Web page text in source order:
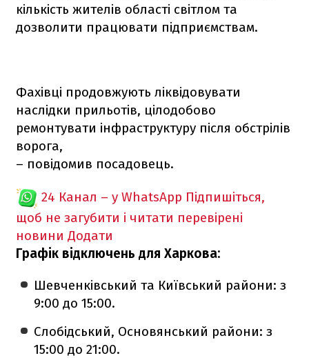
кількість жителів області світлом та
дозволити працювати підприємствам.
Фахівці продовжують ліквідовувати
наслідки прильотів, цілодобово
ремонтувати інфраструктуру після обстрілів
ворога,
– повідомив посадовець.
24 Канал – у WhatsApp Підпишіться,
щоб не загубити і читати перевірені
новини Додати
Графік відключень для Харкова:
Шевченківський та Київський райони: з
9:00 до 15:00.
Слобідський, Основянський райони: з
15:00 до 21:00.